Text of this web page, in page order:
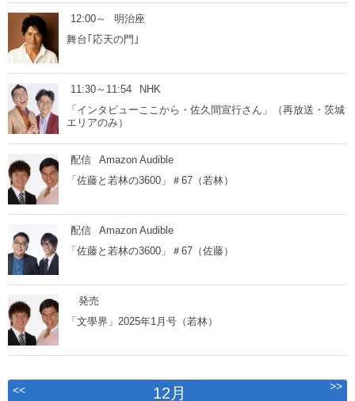
12:00～
明治座
舞台｢応天の門｣
11:30～11:54
NHK
「インタビューここから・佐久間宣行さん」（再放送・茨城
エリアのみ）
配信
Amazon Audible
「佐藤と若林の3600」＃67（若林）
配信
Amazon Audible
「佐藤と若林の3600」＃67（佐藤）
発売
「文學界」2025年1月号（若林）
<< 12月 >>